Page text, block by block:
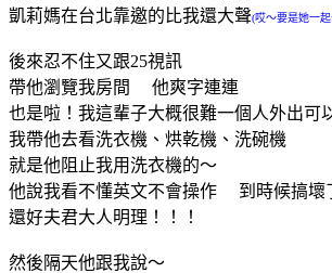
凱莉媽在台北靠邀的比我還大聲(哎～要是她一
後來忍不住又跟25視訊
帶他瀏覽我房間 他爽字連連
也是啦！我這輩子大概很難一個人外出可
我帶他去看洗衣機、烘乾機、洗碗機
就是他阻止我用洗衣機的～
他說我看不懂英文不會操作 到時候搞壞
還好夫君大人明理！！！
然後隔天他跟我說～